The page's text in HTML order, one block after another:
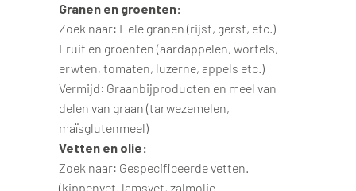
Granen en groenten:
Zoek naar: Hele granen (rijst, gerst, etc.)
Fruit en groenten (aardappelen, wortels,
erwten, tomaten, luzerne, appels etc.)
Vermijd: Graanbijproducten en meel van
delen van graan (tarwezemelen,
maïsglutenmeel)
Vetten en olie:
Zoek naar: Gespecificeerde vetten.
(kippenvet, lamsvet, zalmolie